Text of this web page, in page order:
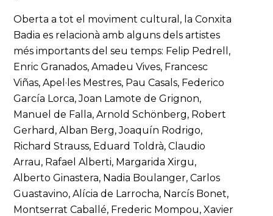
Oberta a tot el moviment cultural, la Conxita
Badia es relacionà amb alguns dels artistes
més importants del seu temps: Felip Pedrell,
Enric Granados, Amadeu Vives, Francesc
Viñas, Apel·les Mestres, Pau Casals, Federico
García Lorca, Joan Lamote de Grignon,
Manuel de Falla, Arnold Schönberg, Robert
Gerhard, Alban Berg, Joaquín Rodrigo,
Richard Strauss, Eduard Toldrà, Claudio
Arrau, Rafael Alberti, Margarida Xirgu,
Alberto Ginastera, Nadia Boulanger, Carlos
Guastavino, Alícia de Larrocha, Narcís Bonet,
Montserrat Caballé, Frederic Mompou, Xavier